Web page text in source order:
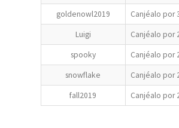
goldenowl2019
Canjéalo por
Luigi
Canjéalo por
spooky
Canjéalo por
snowflake
Canjéalo por
fall2019
Canjéalo por